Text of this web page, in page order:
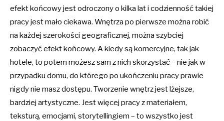
efekt końcowy jest odroczony o kilka lat i codzienność takiej
pracy jest mało ciekawa. Wnętrza po pierwsze można robić
na każdej szerokości geograficznej, można szybciej
zobaczyć efekt końcowy. A kiedy są komercyjne, tak jak
hotele, to potem możesz sam z nich skorzystać – nie jak w
przypadku domu, do którego po ukończeniu pracy prawie
nigdy nie masz dostępu. Tworzenie wnętrz jest lżejsze,
bardziej artystyczne. Jest więcej pracy z materiałem,
teksturą, emocjami, storytellingiem – to wszystko jest